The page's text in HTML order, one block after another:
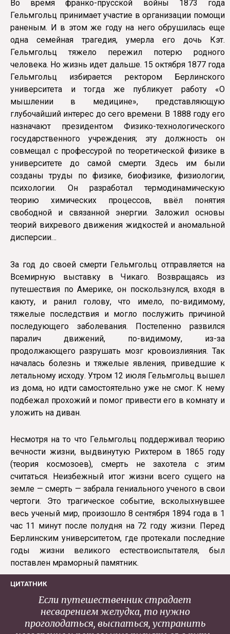
Во время франко-прусской войны 1873 года
Гельмгольц принимает участие в организации помощи
раненым. И в этом же году на него обрушилась еще
одна семейная трагедия, умерла его дочь Кэт.
Гельмгольц тяжело пережил потерю родного
человека. Но жизнь идет дальше. 15 октября 1877 года
Гельмгольц избирается ректором Берлинского
университета и тогда же публикует работу «О
мышлении в медицине», представляющую
глубочайший интерес до сего времени. В 1888 году его
назначают президентом Физико-технологического
государственного учреждения; эту должность он
совмещал с профессурой по теоретической физике в
университете до самой смерти. Здесь им были
созданы труды по физике, биофизике, физиологии,
психологии. Он разработал термодинамическую
теорию химических процессов, ввёл понятия
свободной и связанной энергии. Заложил основы
теорий вихревого движения жидкостей и аномальной
дисперсии…
За год до своей смерти Гельмгольц отправляется на
Всемирную выставку в Чикаго. Возвращаясь из
путешествия по Америке, он поскользнулся, входя в
каюту, и ранил голову, что имело, по-видимому,
тяжелые последствия и могло послужить причиной
последующего заболевания. Постепенно развился
паралич движений, по-видимому, из-за
продолжающего разрушать мозг кровоизлияния. Так
началась болезнь и тяжелые явления, приведшие к
летальному исходу. Утром 12 июля Гельмгольц вышел
из дома, но идти самостоятельно уже не смог. К нему
подбежал прохожий и помог привести его в комнату и
уложить на диван.
Несмотря на то что Гельмгольц поддерживал теорию
вечности жизни, выдвинутую Рихтером в 1865 году
(теория космозоев), смерть не захотела с этим
считаться. Неизбежный итог жизни всего сущего на
земле — смерть — забрала гениального ученого в свои
чертоги. Это трагическое событие, всколыхнувшее
весь ученый мир, произошло 8 сентября 1894 года в 1
час 11 минут после полудня на 72 году жизни. Перед
Берлинским университетом, где протекали последние
годы жизни великого естествоиспытателя, был
поставлен мраморный памятник.
ЦИТАТНИК
Если путешественник страдает
несварением желудка, то нужно
проголодаться, выспаться, устранить